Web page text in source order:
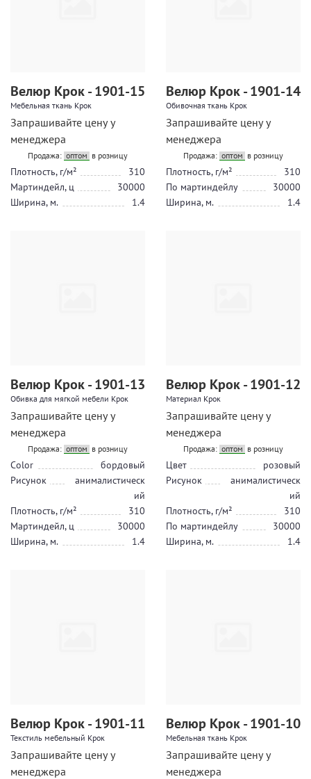
Велюр Крок - 1901-15
Мебельная ткань Крок
Запрашивайте цену у
менеджера
Продажа: оптом в розницу
Плотность, г/м²
310
Мартиндейл, ц
30000
Ширина, м.
1.4
Велюр Крок - 1901-14
Обивочная ткань Крок
Запрашивайте цену у
менеджера
Продажа: оптом в розницу
Плотность, г/м²
310
По мартиндейлу
30000
Ширина, м.
1.4
Велюр Крок - 1901-13
Обивка для мягкой мебели Крок
Запрашивайте цену у
менеджера
Продажа: оптом в розницу
Color
бордовый
Рисунок
анималистическ
ий
Плотность, г/м²
310
Мартиндейл, ц
30000
Ширина, м.
1.4
Велюр Крок - 1901-12
Материал Крок
Запрашивайте цену у
менеджера
Продажа: оптом в розницу
Цвет
розовый
Рисунок
анималистическ
ий
Плотность, г/м²
310
По мартиндейлу
30000
Ширина, м.
1.4
Велюр Крок - 1901-11
Текстиль мебельный Крок
Запрашивайте цену у
менеджера
Велюр Крок - 1901-10
Мебельная ткань Крок
Запрашивайте цену у
менеджера